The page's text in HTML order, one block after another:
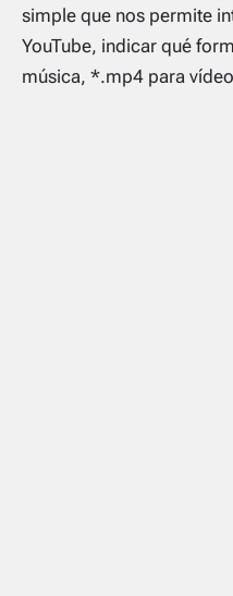
simple que nos permite
YouTube, indicar qué
música, *.mp4 para